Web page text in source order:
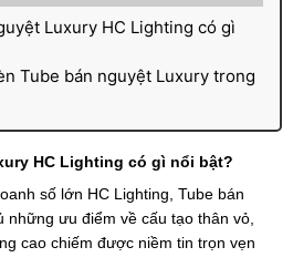
Luxury HC Lighting có gì
Tube bán nguyệt Luxury trong
HC Lighting có gì nổi bật?
số lớn HC Lighting, Tube bán
những ưu điểm về cấu tạo thân vỏ,
cao chiếm được niềm tin trọn vẹn